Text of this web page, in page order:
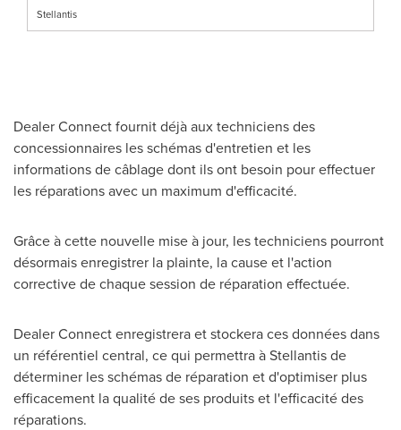
Stellantis
Dealer Connect fournit déjà aux techniciens des
concessionnaires les schémas d'entretien et les
informations de câblage dont ils ont besoin pour effectuer
les réparations avec un maximum d'efficacité.
Grâce à cette nouvelle mise à jour, les techniciens pourront
désormais enregistrer la plainte, la cause et l'action
corrective de chaque session de réparation effectuée.
Dealer Connect enregistrera et stockera ces données dans
un référentiel central, ce qui permettra à Stellantis de
déterminer les schémas de réparation et d'optimiser plus
efficacement la qualité de ses produits et l'efficacité des
réparations.